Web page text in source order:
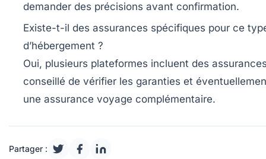
demander des précisions avant confirmation.
Existe-t-il des assurances spécifiques pour ce
d’hébergement ?
Oui, plusieurs plateformes incluent des
conseillé de vérifier les garanties et
une assurance voyage complémentaire.
Partager :